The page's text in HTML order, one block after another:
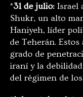
*31 de julio: Israel
Shukr, un alto
Haniyeh, líder
de Teherán.
grado de
iraní y la
del régimen de